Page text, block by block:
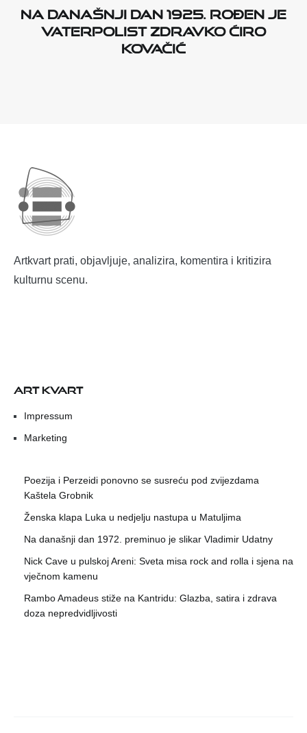
Na današnji dan 1925. rođen je
vaterpolist Zdravko Ćiro
Kovačić
Artkvart prati, objavljuje, analizira, komentira i kritizira
kulturnu scenu.
ART KVART
Impressum
Marketing
Poezija i Perzeidi ponovno se susreću pod zvijezdama
Kaštela Grobnik
Ženska klapa Luka u nedjelju nastupa u Matuljima
Na današnji dan 1972. preminuo je slikar Vladimir Udatny
Nick Cave u pulskoj Areni: Sveta misa rock and rolla i sjena na
vječnom kamenu
Rambo Amadeus stiže na Kantridu: Glazba, satira i zdrava
doza nepredvidljivosti